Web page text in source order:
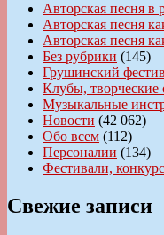
Авторская песня в
Авторская песня
Авторская песня
Без рубрики (145)
Грушинский
Клубы, творческие
Музыкальные
Новости (42 062)
Обо всем (112)
Персоналии (134)
Фестивали,
Свежие записи